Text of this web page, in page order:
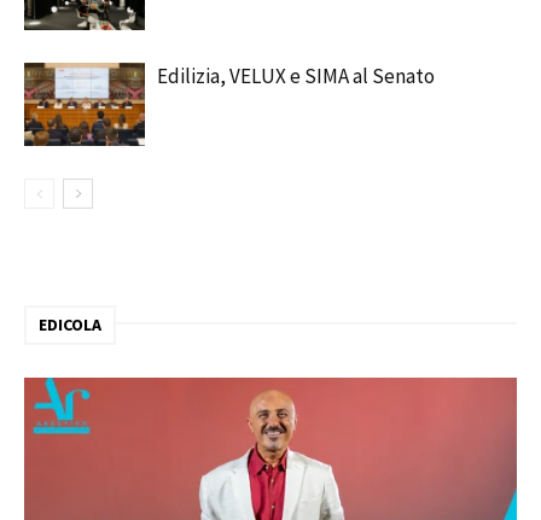
Edilizia, VELUX e SIMA al Senato
EDICOLA